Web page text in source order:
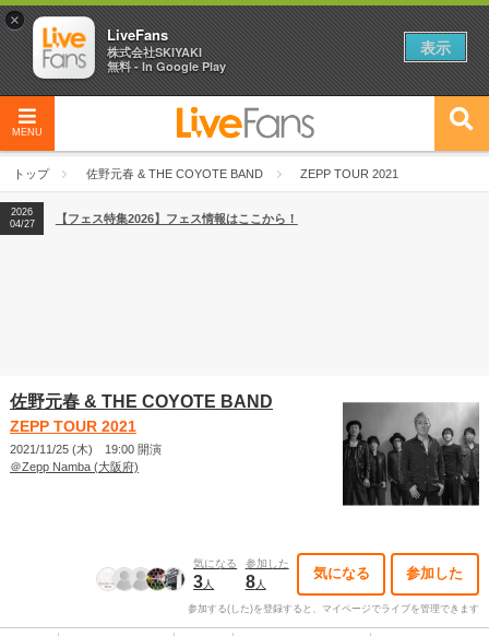
MENU
トップ 佐野元春 & THE COYOTE BAND ZEPP TOUR 2021
2026
04/27
2026
【ライブ動員ランキング】2026年上半期編発表！
2026
04/27
【フェス特集2026】フェス情報はここから！
佐野元春 & THE COYOTE BAND
ZEPP TOUR 2021
2021/11/25 (木) 19:00 開演
＠Zepp Namba (大阪府)
気になる
3人
参加した
8人
気になる 参加した
参加する(した)を登録すると、マイページでライブを管理できます
×
LiveFans
株式会社SKIYAKI
無料 - In Google Play
表示